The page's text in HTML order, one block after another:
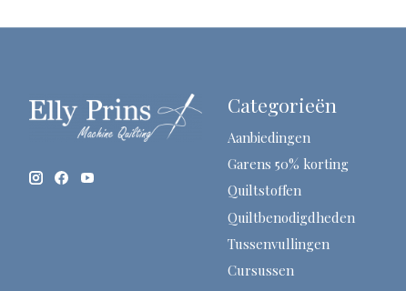
Categorieën
Aanbiedingen
Garens 50% korting
Quiltstoffen
Quiltbenodigdheden
Tussenvullingen
Cursussen